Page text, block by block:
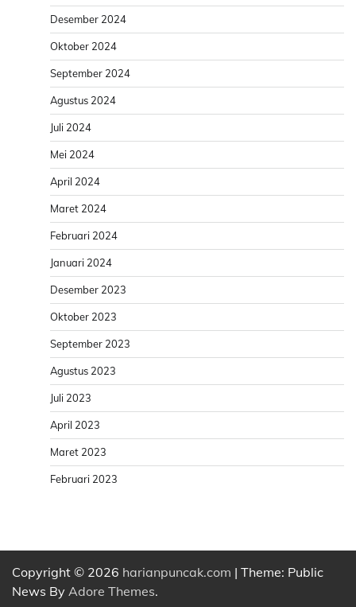
Desember 2024
Oktober 2024
September 2024
Agustus 2024
Juli 2024
Mei 2024
April 2024
Maret 2024
Februari 2024
Januari 2024
Desember 2023
Oktober 2023
September 2023
Agustus 2023
Juli 2023
April 2023
Maret 2023
Februari 2023
Copyright © 2026 harianpuncak.com | Theme: Public
News By Adore Themes.